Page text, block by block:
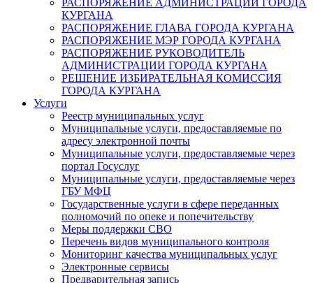
РАСПОРЯЖЕНИЕ АДМИНИСТРАЦИИ ГОРОДА
КУРГАНА
РАСПОРЯЖЕНИЕ ГЛАВА ГОРОДА КУРГАНА
РАСПОРЯЖЕНИЕ МЭР ГОРОДА КУРГАНА
РАСПОРЯЖЕНИЕ РУКОВОДИТЕЛЬ
АДМИНИСТРАЦИИ ГОРОДА КУРГАНА
РЕШЕНИЕ ИЗБИРАТЕЛЬНАЯ КОМИССИЯ
ГОРОДА КУРГАНА
Услуги
Реестр муниципальных услуг
Муниципальные услуги, предоставляемые по
адресу электронной почты
Муниципальные услуги, предоставляемые через
портал Госуслуг
Муниципальные услуги, предоставляемые через
ГБУ МФЦ
Государственные услуги в сфере переданных
полномочий по опеке и попечительству
Меры поддержки СВО
Перечень видов муниципального контроля
Мониторинг качества муниципальных услуг
Электронные сервисы
Предварительная запись